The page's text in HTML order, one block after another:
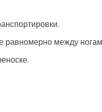
равномерно между